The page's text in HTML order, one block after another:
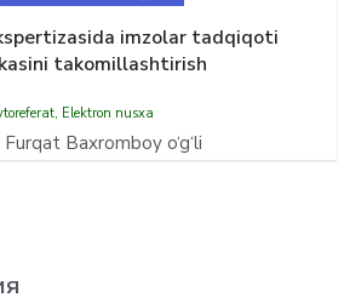
imzolar tadqiqoti
takomillashtirish
, Elektron nusxa
Baxromboy o‘g‘li